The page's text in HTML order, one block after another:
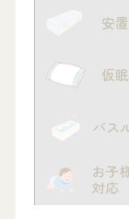
安
仮
バス
お子
対応